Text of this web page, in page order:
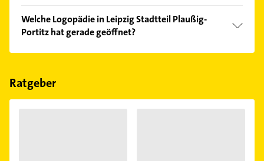
Kundenmeinungen und profitieren Sie von den
Empfehlungen. Die Suchergebnisse können Sie sich
einfach nachBewertungensortiert anzeigen lassen.
Welche Logopädie in Leipzig Stadtteil Plaußig-
Portitz hat gerade geöffnet?
Im Anbieter-Bereich finden Sie alleÖffnungszeiten.
Feiertagen abweichen können.
Ratgeber